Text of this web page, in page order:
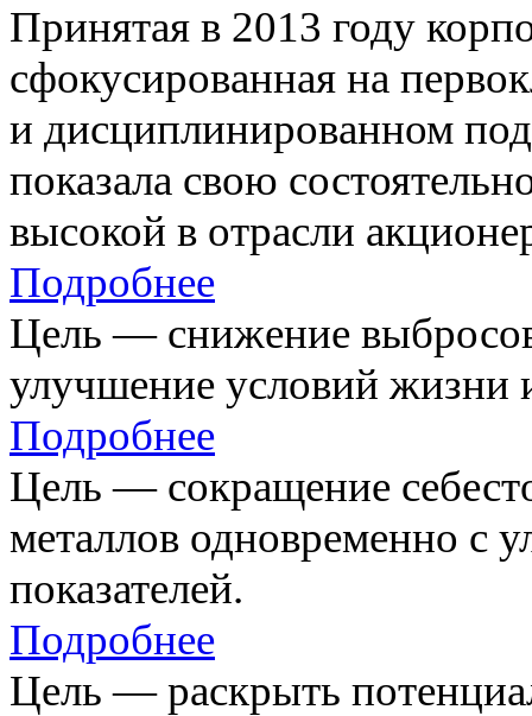
Принятая в 2013 году
сфокусированная на
и дисциплинированном
показала свою
высокой в отрасли
Подробнее
Цель — снижение
улучшение условий жизни
Подробнее
Цель — сокращение
металлов одновременно с
показателей.
Подробнее
Цель — раскрыть